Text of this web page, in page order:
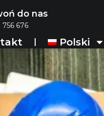
do nas
676
Polski